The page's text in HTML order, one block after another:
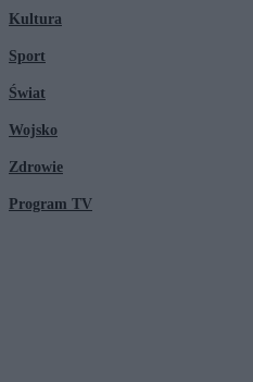
Kultura
Sport
Świat
Wojsko
Zdrowie
Program TV